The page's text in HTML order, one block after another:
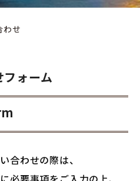
わせ
ォーム
合わせの際は、